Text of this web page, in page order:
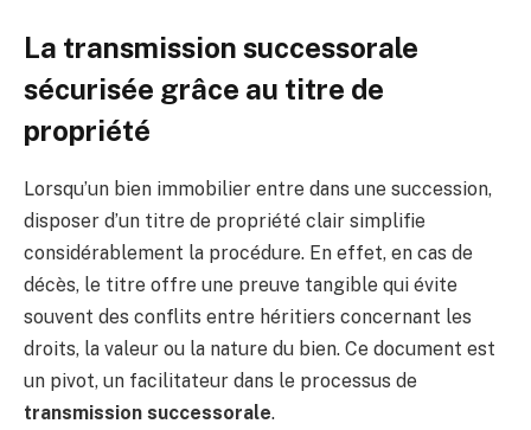
La transmission successorale
sécurisée grâce au titre de
propriété
Lorsqu’un bien immobilier entre dans une succession,
disposer d’un titre de propriété clair simplifie
considérablement la procédure. En effet, en cas de
décès, le titre offre une preuve tangible qui évite
souvent des conflits entre héritiers concernant les
droits, la valeur ou la nature du bien. Ce document est
un pivot, un facilitateur dans le processus de
transmission successorale.